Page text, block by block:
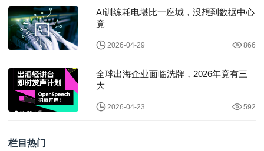
AI训练耗电堪比一座城，没想到数据中心
竟
2026-04-29 866
全球出海企业面临洗牌，2026年竟有三
大
2026-04-23 592
栏目热门